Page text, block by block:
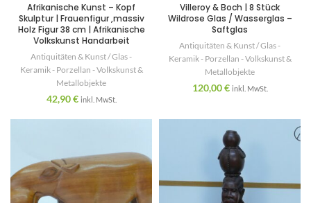
Afrikanische Kunst – Kopf
Skulptur | Frauenfigur ,massiv
Holz Figur 38 cm | Afrikanische
Volkskunst Handarbeit
Antiquitäten & Kunst / Glas -
Keramik - Porzellan - Volkskunst &
Metallobjekte
42,90€ inkl. MwSt.
Villeroy & Boch | 8 Stück
Wildrose Glas / Wasserglas –
Saftglas
Antiquitäten & Kunst / Glas -
Keramik - Porzellan - Volkskunst &
Metallobjekte
120,00€ inkl. MwSt.